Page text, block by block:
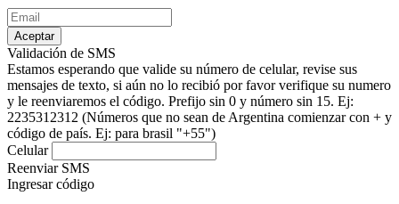
Aceptar
Validación de SMS
Estamos esperando que valide su número de celular, revise sus
mensajes de texto, si aún no lo recibió por favor verifique su numero
y le reenviaremos el código. Prefijo sin 0 y número sin 15. Ej:
2235312312 (Números que no sean de Argentina comienzar con + y
código de país. Ej: para brasil "+55")
Celular
Reenviar SMS
Ingresar código